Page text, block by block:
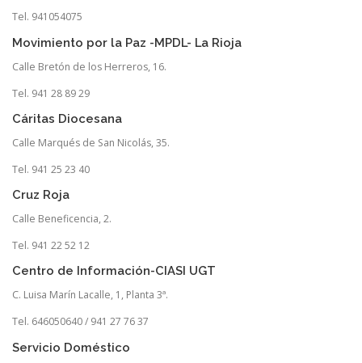
Tel. 941054075
Movimiento por la Paz -MPDL- La Rioja
Calle Bretón de los Herreros, 16.
Tel. 941 28 89 29
Cáritas Diocesana
Calle Marqués de San Nicolás, 35.
Tel. 941 25 23 40
Cruz Roja
Calle Beneficencia, 2.
Tel. 941 22 52 12
Centro de Información-CIASI UGT
C. Luisa Marín Lacalle, 1, Planta 3ª.
Tel. 646050640 / 941 27 76 37
Servicio Doméstico